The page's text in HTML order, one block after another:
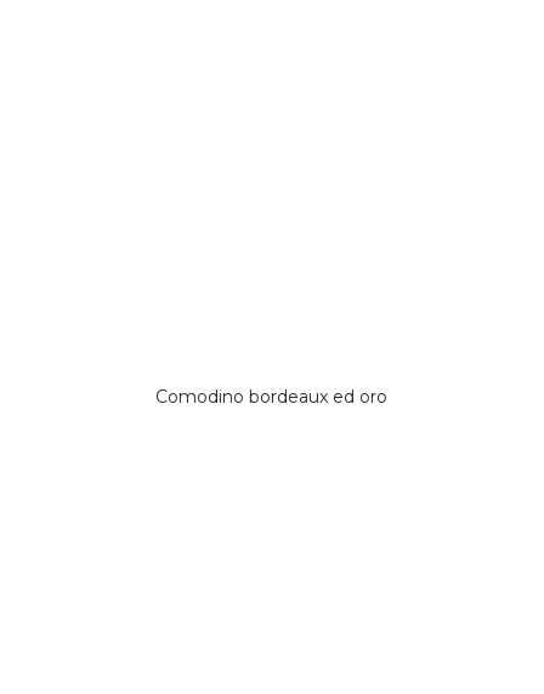
Comodino bordeaux ed oro